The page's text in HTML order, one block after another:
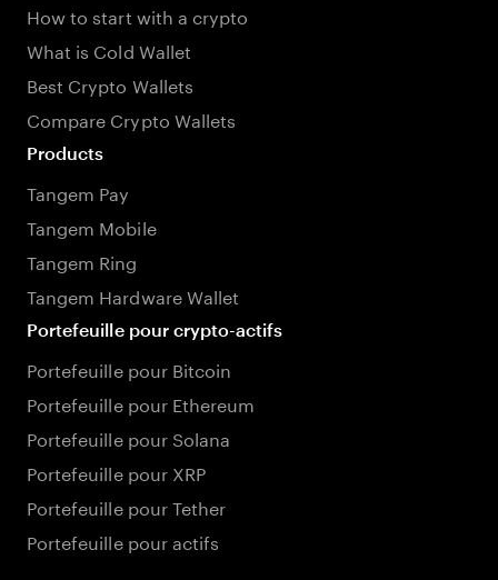
How to start with a crypto
What is Cold Wallet
Best Crypto Wallets
Compare Crypto Wallets
Products
Tangem Pay
Tangem Mobile
Tangem Ring
Tangem Hardware Wallet
Portefeuille pour crypto-actifs
Portefeuille pour Bitcoin
Portefeuille pour Ethereum
Portefeuille pour Solana
Portefeuille pour XRP
Portefeuille pour Tether
Portefeuille pour actifs